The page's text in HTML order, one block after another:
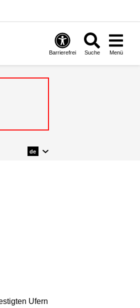
Barrierefrei Suche Menü
de
Ufern